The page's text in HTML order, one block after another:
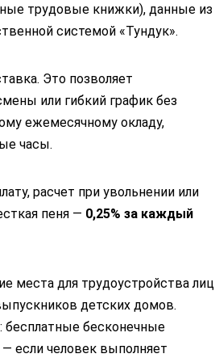
трудовые книжки), данные из
системой «Тундук».
Это позволяет
или гибкий график без
ежемесячному окладу,
часы.
расчет при увольнении или
пеня — 0,25% за каждый
места для трудоустройства лиц
детских домов.
бесплатные бесконечные
если человек выполняет